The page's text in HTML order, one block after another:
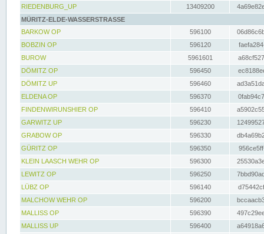
RIEDENBURG_UP
13409200
MÜRITZ-ELDE-WASSERSTRASSE
BARKOW OP
596100
BOBZIN OP
596120
BUROW
5961601
DÖMITZ OP
596450
DÖMITZ UP
596460
ELDENA OP
596370
FINDENWIRUNSHIER OP
596410
GARWITZ UP
596230
GRABOW OP
596330
GÜRITZ OP
596350
KLEIN LAASCH WEHR OP
596300
LEWITZ OP
596250
LÜBZ OP
596140
MALCHOW WEHR OP
596200
MALLISS OP
596390
MALLISS UP
596400